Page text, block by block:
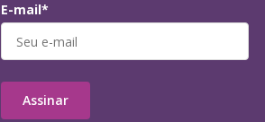
E-mail*
Assinar